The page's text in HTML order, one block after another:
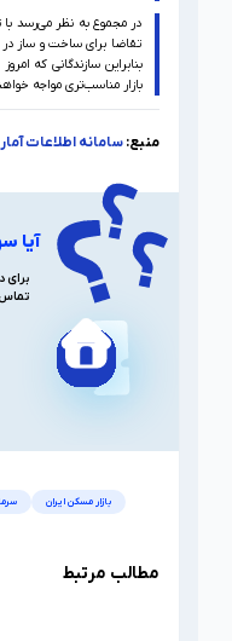
در مجموع به نظر می‌رسد
تقاضا برای ساخت و ساز
بنابراین سازندگانی که
بازار مناسب‌تری مواجه
منبع:سامانه اطلاعات
آیا
برای
تماس
بازار مسکن ایران
مطالب مرتبط